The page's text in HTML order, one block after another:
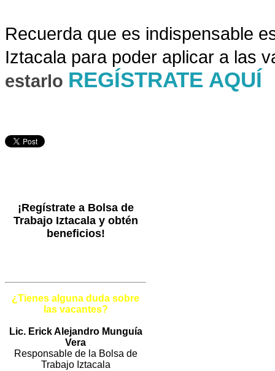
Recuerda que es indispensable
Iztacala para poder aplicar a las
estarlo REGÍSTRATE AQUÍ
¡Regístrate a Bolsa de
Trabajo Iztacala y obtén
beneficios!
¿Tienes alguna duda sobre
las vacantes?
Lic. Erick Alejandro Munguía
Vera
Responsable de la Bolsa de
Trabajo Iztacala